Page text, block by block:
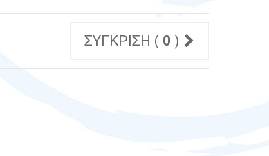
ΣΎΓΚΡΙΣΗ ( 0 )